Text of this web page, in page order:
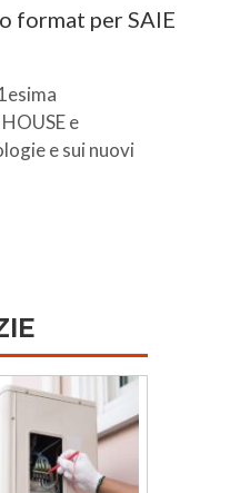
format per SAIE
e
e sui nuovi